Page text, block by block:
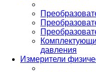
давления
Измерители